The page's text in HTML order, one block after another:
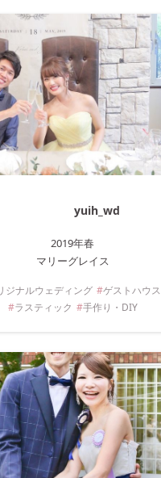
yuih_wd
2019年春
マリーグレイス
ジナルウェディング ゲストハウス
ラスティック
手作り・DIY